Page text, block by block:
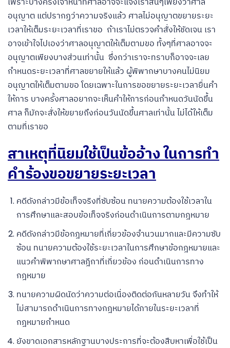
อนุญาต แต่ปรากฏว่าความจริงแล้ว ศาลไม่อนุญาตขยายระยะ
เวลาให้เต็มระยะเวลาที่เราขอ ถ้าเราไม่ตรวจคำสั่งให้ชัดเจน เรา
อาจเข้าใจไปเองว่าศาลอนุญาตให้เต็มตามขอ ทั้งๆที่ศาลอาจจะ
อนุญาตเพียงบางส่วนเท่านั้น ซึ่งกว่าเราจะทราบก็อาจจะเลย
กำหนดระยะเวลาที่ศาลขยายให้แล้ว ผู้พิพากษาบางคนไม่นิยม
อนุญาตให้เต็มตามขอ โดยเฉพาะในการขอขยายระยะเวลายื่นคำ
ให้การ บางครั้งศาลอยากจะเห็นคำให้การก่อนกำหนดวันนัดขึ้น
ศาล ก็มักจะสั่งให้ขยายถึงก่อนวันนัดขึ้นศาลเท่านั้น ไม่ได้ให้เต็ม
ตามที่เราขอ
สาเหตุที่นิยมใช้เป็นข้ออ้าง ในการทำ
คำร้องขอขยายระยะเวลา
คดีดังกล่าวมีข้อเท็จจริงที่ซับซ้อน ทนายความต้องใช้เวลาใน
การศึกษาและสอบข้อเท็จจริงก่อนดำเนินการตามกฎหมาย
คดีดังกล่าวมีข้อกฎหมายที่เกี่ยวข้องจำนวนมากและมีความซับ
ซ้อน ทนายความต้องใช้ระยะเวลาในการศึกษาข้อกฎหมายและ
แนวคำพิพากษาศาลฎีกาที่เกี่ยวข้อง ก่อนดำเนินการทาง
กฎหมาย
ทนายความผิดนัดว่าความต่อเนื่องติดต่อกันหลายวัน จึงทำให้
ไม่สามารถดำเนินการทางกฎหมายได้ภายในระยะเวลาที่
กฎหมายกำหนด
ยังขาดเอกสารหลักฐานบางประการที่จะต้องสืบหาเพื่อใช้เป็น